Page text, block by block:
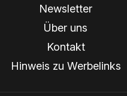
Newsletter
Über uns
Kontakt
Hinweis zu Werbelinks